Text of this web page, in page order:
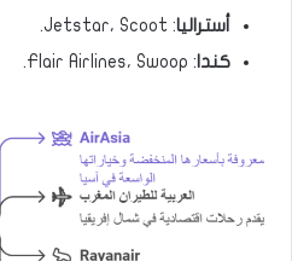
أستراليا: Jetstar، Scoot.
كندا : Flair Airlines، Swoop.